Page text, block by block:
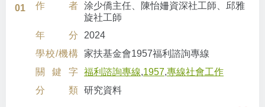
01 作者 涂少僑主任、陳怡姍資深社工師、邱雅
旋社工師
年分
2024
學校/機構 家扶基金會1957福利諮詢專線
關鍵字 福利諮詢專線,1957,專線社會工作
分類 研究資料